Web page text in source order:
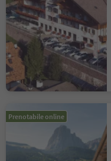
Prenotabile online